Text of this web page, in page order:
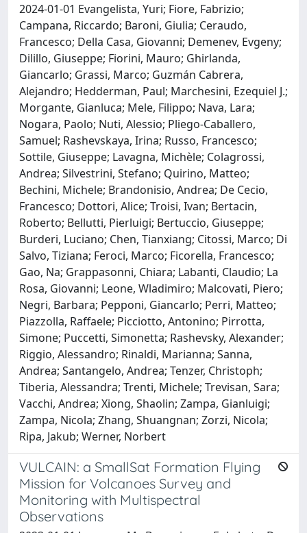
2024-01-01 Evangelista, Yuri; Fiore, Fabrizio;
Campana, Riccardo; Baroni, Giulia; Ceraudo,
Francesco; Della Casa, Giovanni; Demenev, Evgeny;
Dilillo, Giuseppe; Fiorini, Mauro; Ghirlanda,
Giancarlo; Grassi, Marco; Guzmán Cabrera,
Alejandro; Hedderman, Paul; Marchesini, Ezequiel J.;
Morgante, Gianluca; Mele, Filippo; Nava, Lara;
Nogara, Paolo; Nuti, Alessio; Pliego-Caballero,
Samuel; Rashevskaya, Irina; Russo, Francesco;
Sottile, Giuseppe; Lavagna, Michèle; Colagrossi,
Andrea; Silvestrini, Stefano; Quirino, Matteo;
Bechini, Michele; Brandonisio, Andrea; De Cecio,
Francesco; Dottori, Alice; Troisi, Ivan; Bertacin,
Roberto; Bellutti, Pierluigi; Bertuccio, Giuseppe;
Burderi, Luciano; Chen, Tianxiang; Citossi, Marco; Di
Salvo, Tiziana; Feroci, Marco; Ficorella, Francesco;
Gao, Na; Grappasonni, Chiara; Labanti, Claudio; La
Rosa, Giovanni; Leone, Wladimiro; Malcovati, Piero;
Negri, Barbara; Pepponi, Giancarlo; Perri, Matteo;
Piazzolla, Raffaele; Picciotto, Antonino; Pirrotta,
Simone; Puccetti, Simonetta; Rashevsky, Alexander;
Riggio, Alessandro; Rinaldi, Marianna; Sanna,
Andrea; Santangelo, Andrea; Tenzer, Christoph;
Tiberia, Alessandra; Trenti, Michele; Trevisan, Sara;
Vacchi, Andrea; Xiong, Shaolin; Zampa, Gianluigi;
Zampa, Nicola; Zhang, Shuangnan; Zorzi, Nicola;
Ripa, Jakub; Werner, Norbert
VULCAIN: a SmallSat Formation Flying
Mission for Volcanoes Survey and
Monitoring with Multispectral
Observations